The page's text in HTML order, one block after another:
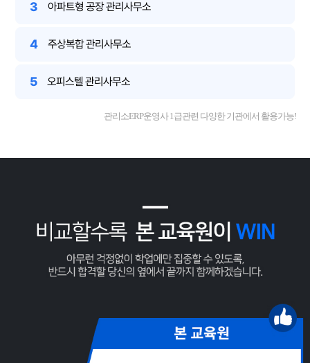
3 아파트형 공장 관리사무소
4 주상복합 관리사무소
5 오피스텔 관리사무소
관리소ERP운영사 1급관련 다양한 기관에서 활용가능!